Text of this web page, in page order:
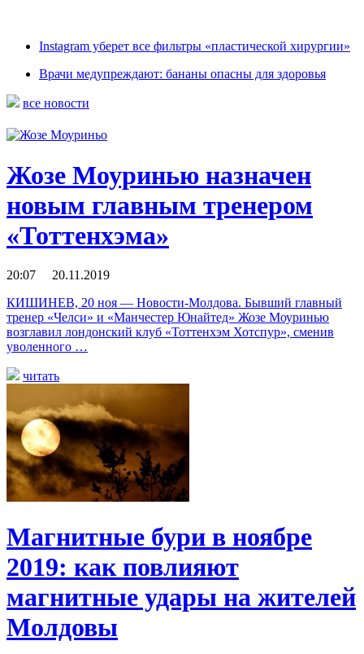
Instagram уберет все фильтры «пластической хирургии»
Врачи медупреждают: бананы опасны для здоровья
все новости
Жозе Моуринью назначен
новым главным тренером
«Тоттенхэма»
20:07 20.11.2019
КИШИНЕВ, 20 ноя — Новости-Молдова. Бывший главный
тренер «Челси» и «Манчестер Юнайтед» Жозе Моуринью
возглавил лондонский клуб «Тоттенхэм Хотспур», сменив
уволенного …
читать
Магнитные бури в ноябре
2019: как повлияют
магнитные удары на жителей
Молдовы